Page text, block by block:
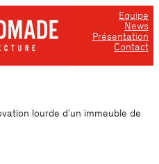
Equipe
News
Présentation
Contact
lourde d’un immeuble de